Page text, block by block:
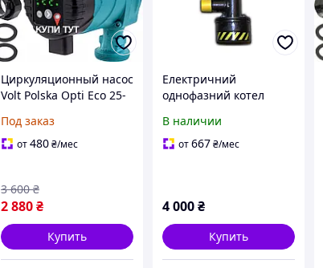
Циркуляционный насос
Volt Polska Opti Eco 25-
энергосберегающий
Под заказ
от480₴/мес
2 880₴
3 600 ₴
Купить
Електричний
однофазний котел
електродний
опалювальний
В наличии
от667₴/мес
4 000₴
Купить